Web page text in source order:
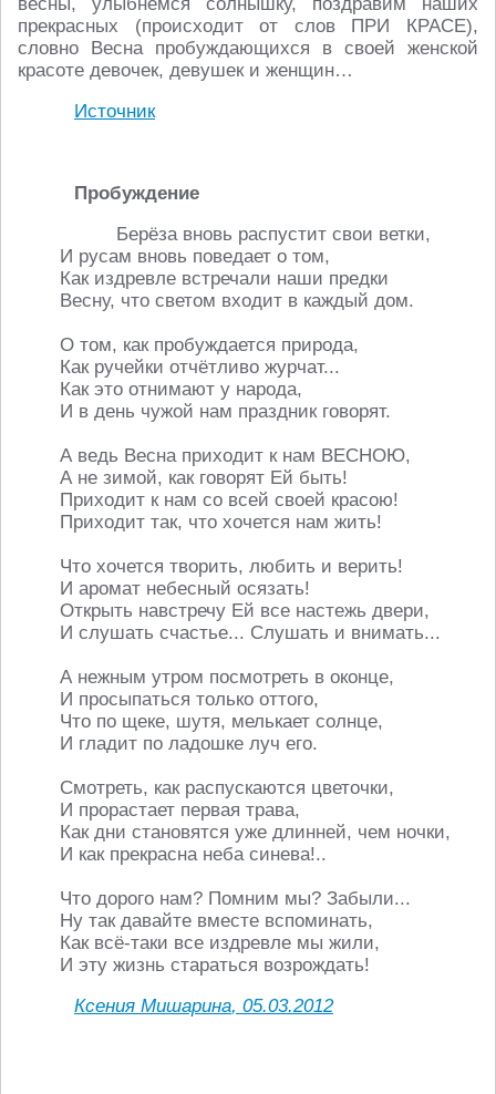
прекрасных (происходит от слов ПРИ КРАСЕ),
словно Весна пробуждающихся в своей женской
красоте девочек, девушек и женщин…
Источник
Пробуждение
Берёза вновь распустит свои ветки,
И русам вновь поведает о том,
Как издревле встречали наши предки
Весну, что светом входит в каждый дом.
О том, как пробуждается природа,
Как ручейки отчётливо журчат...
Как это отнимают у народа,
И в день чужой нам праздник говорят.
А ведь Весна приходит к нам ВЕСНОЮ,
А не зимой, как говорят Ей быть!
Приходит к нам со всей своей красою!
Приходит так, что хочется нам жить!
Что хочется творить, любить и верить!
И аромат небесный осязать!
Открыть навстречу Ей все настежь двери,
И слушать счастье... Слушать и внимать...
А нежным утром посмотреть в оконце,
И просыпаться только оттого,
Что по щеке, шутя, мелькает солнце,
И гладит по ладошке луч его.
Смотреть, как распускаются цветочки,
И прорастает первая трава,
Как дни становятся уже длинней, чем ночки,
И как прекрасна неба синева!..
Что дорого нам? Помним мы? Забыли...
Ну так давайте вместе вспоминать,
Как всё-таки все издревле мы жили,
И эту жизнь стараться возрождать!
Ксения Мишарина, 05.03.2012